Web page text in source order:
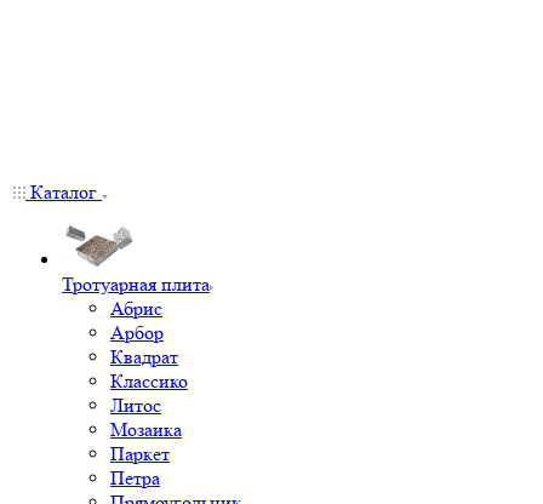
Каталог
Тротуарная плита
Абрис
Арбор
Квадрат
Классико
Литос
Мозаика
Паркет
Петра